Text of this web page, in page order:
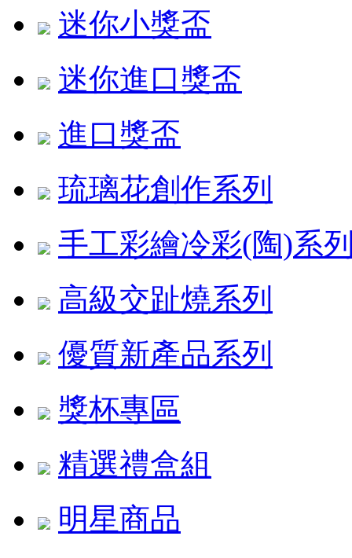
迷你小獎盃
迷你進口獎盃
進口獎盃
琉璃花創作系列
手工彩繪冷彩(陶)系
高級交趾燒系列
優質新產品系列
獎杯專區
精選禮盒組
明星商品